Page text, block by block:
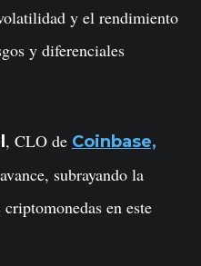
y el rendimiento
y diferenciales
, CLO de Coinbase,
subrayando la
en este